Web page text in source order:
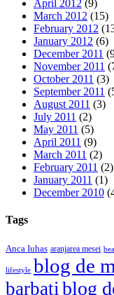
April 2012 (9)
March 2012 (15)
February 2012
January 2012 (6)
December 2011
November 2011
October 2011 (3)
September 2011
August 2011 (3)
July 2011 (2)
May 2011 (5)
April 2011 (9)
March 2011 (2)
February 2011 (2)
January 2011 (1)
December 2010
Tags
Anca Iuhas aranjarea mesei
lifestyle blog de
barbati blog